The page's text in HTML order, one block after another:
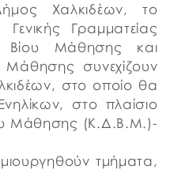
Χαλκιδέων, το
Γραμματείας
Βίου Μάθησης και
συνεχίζουν
στο οποίο θα
στο πλαίσιο
Μάθησης (Κ.Δ.Β.Μ.)-
τμήματα,